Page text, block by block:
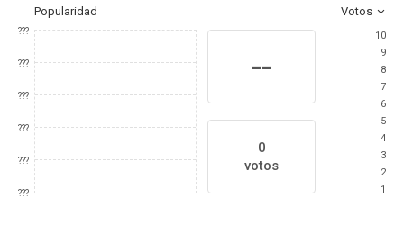
Popularidad Votos
???
???
???
???
???
???
--
0
votos
10
9
8
7
6
5
4
3
2
1